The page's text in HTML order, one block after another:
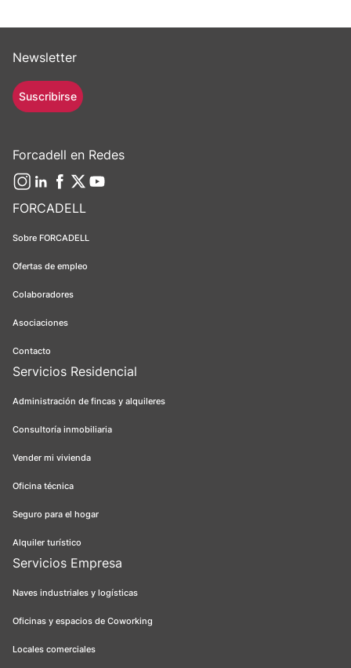
FORCADELL
Sobre FORCADELL
Ofertas de empleo
Colaboradores
Asociaciones
Contacto
Servicios Residencial
Administración de fincas y alquileres
Consultoría inmobiliaria
Vender mi vivienda
Oficina técnica
Seguro para el hogar
Alquiler turístico
Servicios Empresa
Naves industriales y logísticas
Oficinas y espacios de Coworking
Locales comerciales
Newsletter
Suscribirse
Forcadell en Redes